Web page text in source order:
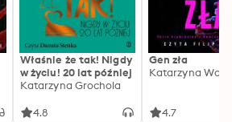
Właśnie że tak! Nigdy
w życiu! 20 lat później
Katarzyna Grochola
4.8
Gen zła
Katarzyna
4.7